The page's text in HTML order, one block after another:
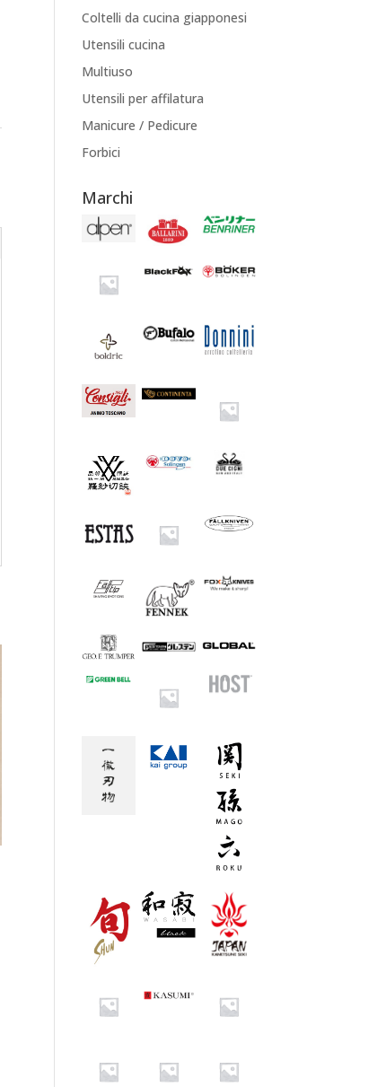
Coltelli da cucina giapponesi
Utensili cucina
Multiuso
Utensili per affilatura
Manicure / Pedicure
Forbici
Marchi